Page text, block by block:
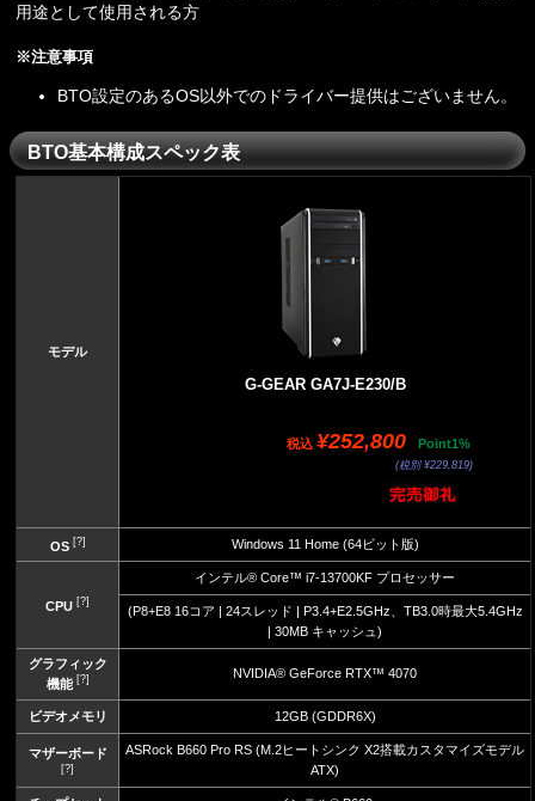
用途として使用される方
※注意事項
BTO設定のあるOS以外でのドライバー提供はございません。
BTO基本構成スペック表
モデル
G-GEAR GA7J-E230/B
税込 ¥252,800 Point1%
(税別 ¥229,819)
OS[?] Windows 11 Home (64ビット版)
CPU [?]
インテル® Core™ i7-13700KF プロセッサー
(P8+E8 16コア | 24スレッド | P3.4+E2.5GHz、TB3.0時最大5.4GHz
| 30MB キャッシュ)
グラフィック
機能[?] NVIDIA® GeForce RTX™ 4070
ビデオメモリ 12GB (GDDR6X)
マザーボード
[?]
ASRock B660 Pro RS (M.2ヒートシンク X2搭載カスタマイズモデル
ATX)